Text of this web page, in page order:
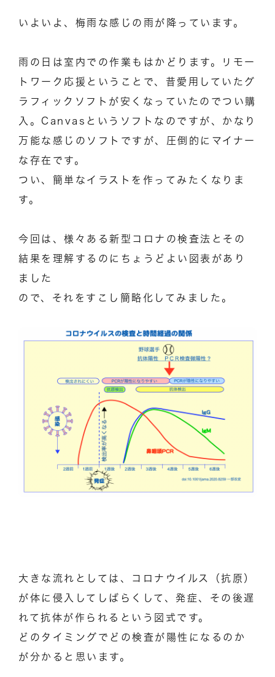
いよいよ、梅雨な感じの雨が降っています。
雨の日は室内での作業もはかどります。リモー
トワーク応援ということで、昔愛用していたグ
ラフィックソフトが安くなっていたのでつい購
入。Canvasというソフトなのですが、かなり
万能な感じのソフトですが、圧倒的にマイナー
な存在です。
つい、簡単なイラストを作ってみたくなりま
す。
今回は、様々ある新型コロナの検査法とその
結果を理解するのにちょうどよい図表があり
ました
ので、それをすこし簡略化してみました。
大きな流れとしては、コロナウイルス（抗原）
が体に侵入してしばらくして、発症、その後遅
れて抗体が作られるという図式です。
どのタイミングでどの検査が陽性になるのか
が分かると思います。